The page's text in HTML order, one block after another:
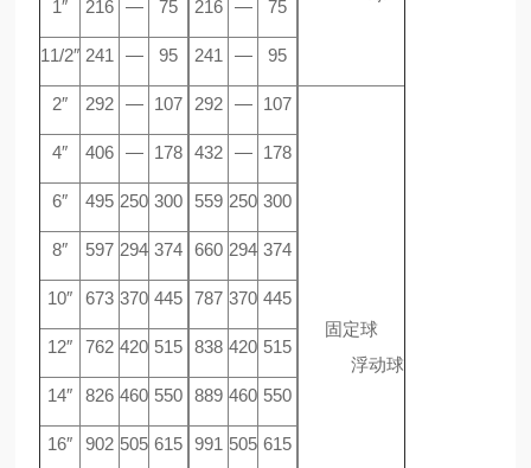
1″ 216 — 75 216 — 75
11/2″ 241 — 95 241 — 95
2″ 292 — 107 292 — 107
固定球
浮动球
4″ 406 — 178 432 — 178
6″ 495 250 300 559 250 300
8″ 597 294 374 660 294 374
10″ 673 370 445 787 370 445
12″ 762 420 515 838 420 515
14″ 826 460 550 889 460 550
16″ 902 505 615 991 505 615